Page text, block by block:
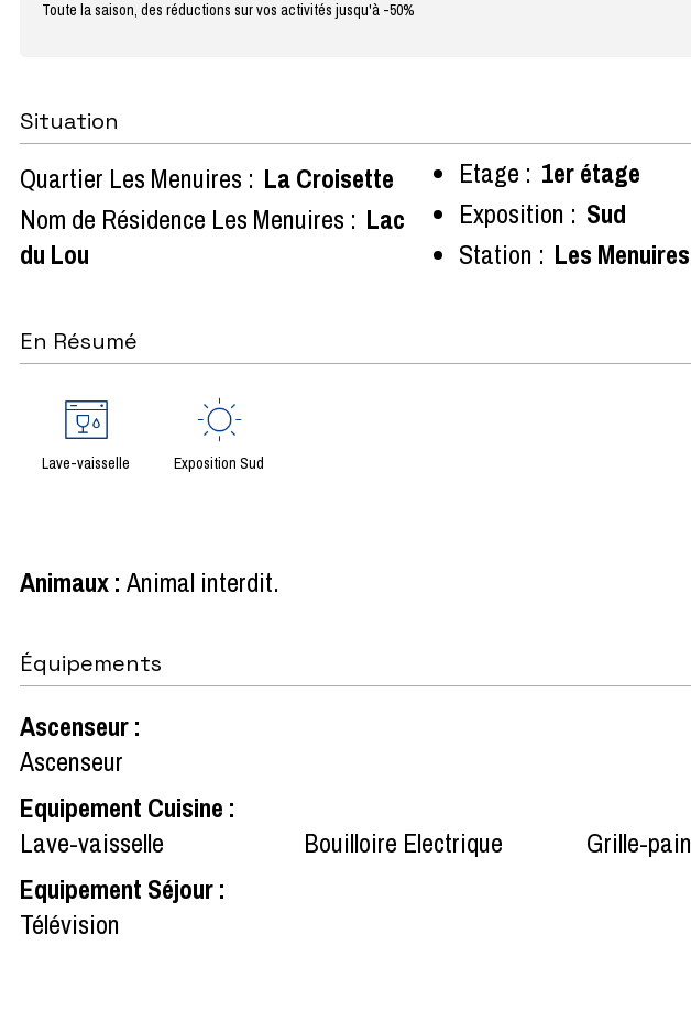
Toute la saison, des réductions sur vos activités jusqu'à -50%
Situation
Quartier Les Menuires : La Croisette
Nom de Résidence Les Menuires : Lac
du Lou
Etage : 1er étage
Exposition : Sud
Station : Les Menuires
En Résumé
Lave-vaisselle Exposition Sud
Animaux: Animal interdit
Équipements
Ascenseur:
Ascenseur
Equipement Cuisine :
Lave-vaisselle
Bouilloire Electrique
Grille-pain
Equipement Séjour:
Télévision